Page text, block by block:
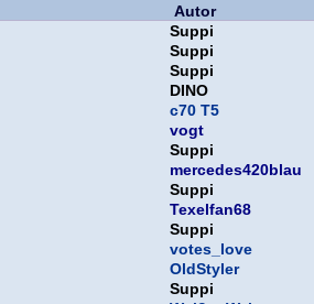
Autor
Suppi
Suppi
Suppi
DINO
c70 T5
vogt
Suppi
mercedes420blau
Suppi
Texelfan68
Suppi
votes_love
OldStyler
Suppi